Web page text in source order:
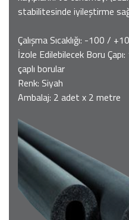
stabilitesinde iyileştirme
Çalışma Sıcaklığı: -100 /
İzole Edilebilecek Boru
çaplı borular
Renk: Siyah
Ambalaj: 2 adet x 2 metre